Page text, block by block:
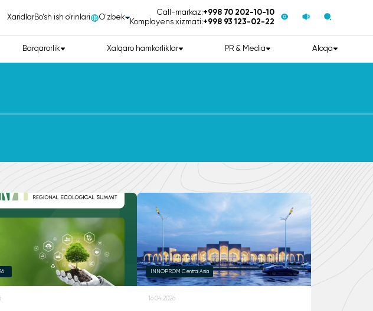
XaridlarBo‘sh ish o‘rinlari О'zbek
Call-markaz:+998 70 202-10-10
Komplayens xizmati:+998 93 123-02-22
Barqarorlik Xalqaro hamkorliklar PR & Media Aloqa
INNOPROM Central Asia
16.04.2026